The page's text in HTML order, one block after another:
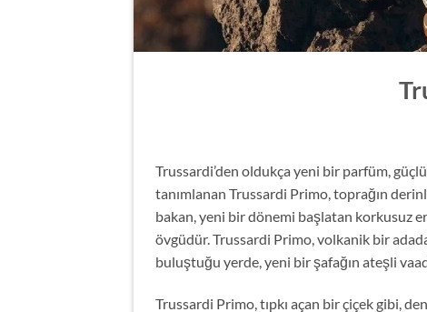
Trussardi’den oldukça yeni bir parfüm,
tanımlanan Trussardi Primo, toprağın
bakan, yeni bir dönemi başlatan korkusuz
övgüdür. Trussardi Primo, volkanik bir
buluştuğu yerde, yeni bir şafağın ateşli
Trussardi Primo, tıpkı açan bir çiçek gibi,